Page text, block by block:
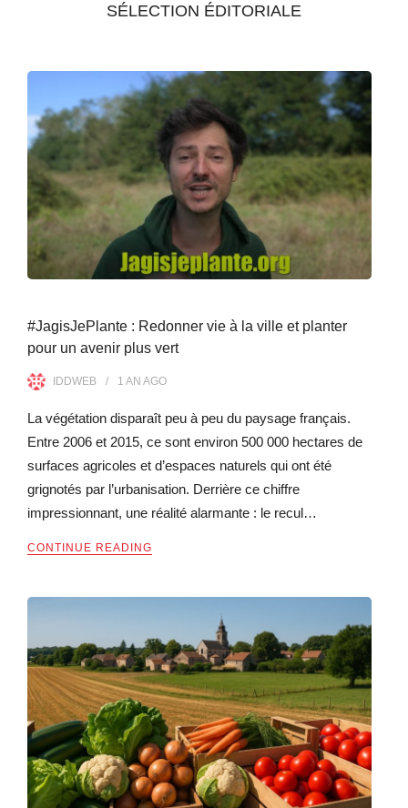
SÉLECTION ÉDITORIALE
#JagisJePlante : Redonner vie à la ville et planter
pour un avenir plus vert
IDDWEB 1 AN AGO
La végétation disparaît peu à peu du paysage français.
Entre 2006 et 2015, ce sont environ 500 000 hectares de
surfaces agricoles et d’espaces naturels qui ont été
grignotés par l’urbanisation. Derrière ce chiffre
impressionnant, une réalité alarmante : le recul…
CONTINUE READING